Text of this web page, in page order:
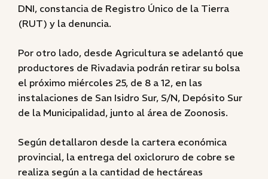
DNI, constancia de Registro Único de la Tierra
(RUT) y la denuncia.
Por otro lado, desde Agricultura se adelantó que
productores de Rivadavia podrán retirar su bolsa
el próximo miércoles 25, de 8 a 12, en las
instalaciones de San Isidro Sur, S/N, Depósito Sur
de la Municipalidad, junto al área de Zoonosis.
Según detallaron desde la cartera económica
provincial, la entrega del oxicloruro de cobre se
realiza según a la cantidad de hectáreas